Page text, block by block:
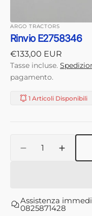
ARGO TRACTORS
Rinvio E2758346
Prezzo
di
listino
€133,00 EUR
Tasse incluse.
pagamento.
1 Articoli Disponibili
Diminuisci
E2758346
Assistenza
0825871428